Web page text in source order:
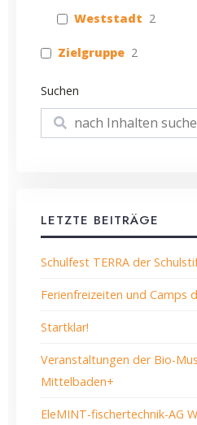
Weststadt 2
Zielgruppe 2
Suchen
Suchen
LETZTE BEITRÄGE
Schulfest TERRA der
Ferienfreizeiten und Camps
Startklar!
Veranstaltungen der Bio-
Mittelbaden+
EleMINT-fischertechnik-AG